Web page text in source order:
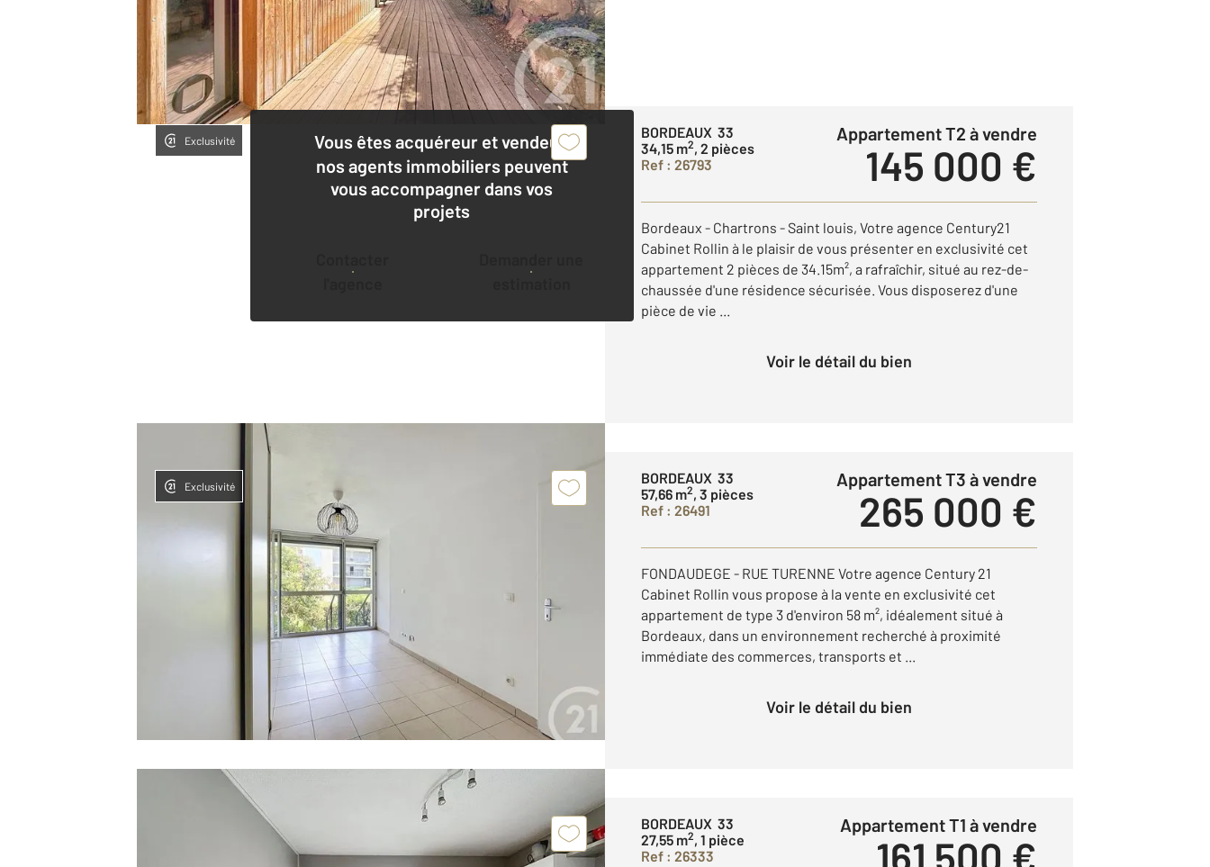
Vous êtes acquéreur et vendeur,
nos agents immobiliers peuvent
vous accompagner dans vos
projets
Exclusivité
BORDEAUX 33
34,15 m2, 2 pièces
Ref : 26793
Appartement T2 à vendre
145 000 €
Bordeaux - Chartrons - Saint louis, Votre agence Century21
Cabinet Rollin à le plaisir de vous présenter en exclusivité cet
appartement 2 pièces de 34.15m², a rafraîchir, situé au rez-de-
chaussée d'une résidence sécurisée. Vous disposerez d'une
pièce de vie ...
Voir le détail du bien
Exclusivité
BORDEAUX 33
57,66 m2, 3 pièces
Ref : 26491
Appartement T3 à vendre
265 000 €
FONDAUDEGE - RUE TURENNE Votre agence Century 21
Cabinet Rollin vous propose à la vente en exclusivité cet
appartement de type 3 d'environ 58 m², idéalement situé à
Bordeaux, dans un environnement recherché à proximité
immédiate des commerces, transports et ...
Voir le détail du bien
BORDEAUX 33
27,55 m2, 1 pièce
Ref : 26333
Appartement T1 à vendre
161 500 €